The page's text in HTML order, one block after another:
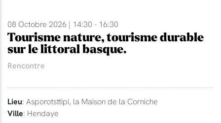
08 Octobre 2026 | 14:30 - 16:30
Tourisme nature, tourisme durable
sur le littoral basque.
Rencontre
Lieu: Asporotsttipi, la Maison de la Corniche
Ville: Hendaye